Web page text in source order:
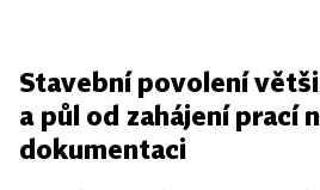
Stavební povolení
a půl od zahájení prací
dokumentaci